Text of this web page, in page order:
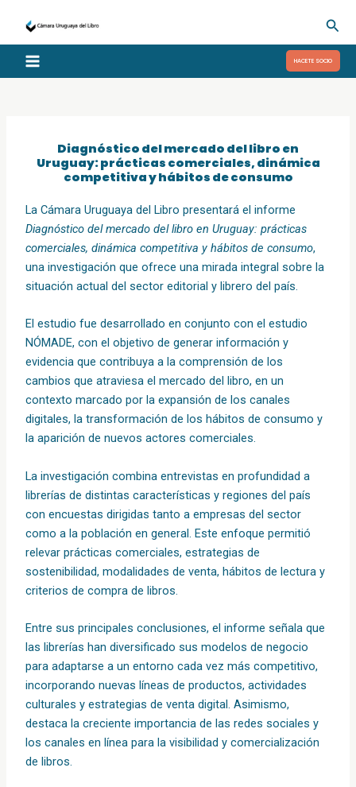
contenido
HACETE SOCIO
Diagnóstico del mercado del libro en
Uruguay: prácticas comerciales, dinámica
competitiva y hábitos de consumo
La Cámara Uruguaya del Libro presentará el informe
Diagnóstico del mercado del libro en Uruguay: prácticas
comerciales, dinámica competitiva y hábitos de consumo,
una investigación que ofrece una mirada integral sobre la
situación actual del sector editorial y librero del país.
El estudio fue desarrollado en conjunto con el estudio
NÓMADE, con el objetivo de generar información y
evidencia que contribuya a la comprensión de los
cambios que atraviesa el mercado del libro, en un
contexto marcado por la expansión de los canales
digitales, la transformación de los hábitos de consumo y
la aparición de nuevos actores comerciales.
La investigación combina entrevistas en profundidad a
librerías de distintas características y regiones del país
con encuestas dirigidas tanto a empresas del sector
como a la población en general. Este enfoque permitió
relevar prácticas comerciales, estrategias de
sostenibilidad, modalidades de venta, hábitos de lectura y
criterios de compra de libros.
Entre sus principales conclusiones, el informe señala que
las librerías han diversificado sus modelos de negocio
para adaptarse a un entorno cada vez más competitivo,
incorporando nuevas líneas de productos, actividades
culturales y estrategias de venta digital. Asimismo,
destaca la creciente importancia de las redes sociales y
los canales en línea para la visibilidad y comercialización
de libros.